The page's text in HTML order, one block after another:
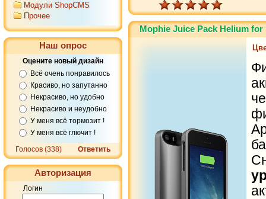
Модули ShopCMS
Прочее
Наш опрос
Оцените новый дизайн
Всё очень понравилось
Красиво, но запутанно
Некрасиво, но удобно
Некрасиво и неудобно
У меня всё тормозит !
У меня всё глючит !
Голосов (338)
Ответить
Авторизация
Логин
Mophie Juice Pack Helium for